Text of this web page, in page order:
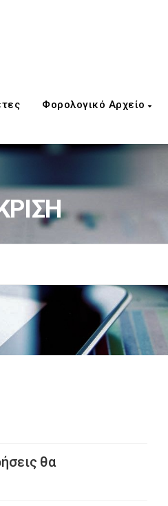
Φορολογικό Αρχείο
θα